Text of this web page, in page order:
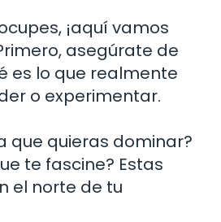
¡aquí vamos
asegúrate de
es lo que realmente
o experimentar.
que quieras dominar?
te fascine? Estas
el norte de tu